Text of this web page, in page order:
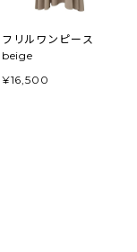
フリルワンピース
beige
¥16,500